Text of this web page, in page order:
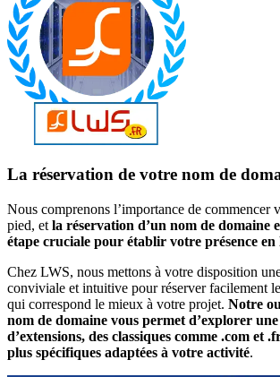
La réservation de votre nom de
Nous comprenons l’importance de commencer
pied, et la réservation d’un nom de domaine
étape cruciale pour établir votre présence en
Chez LWS, nous mettons à votre disposition
conviviale et intuitive pour réserver facilement
qui correspond le mieux à votre projet. Notre
nom de domaine vous permet d’explorer
d’extensions, des classiques comme .com et
plus spécifiques adaptées à votre activité.